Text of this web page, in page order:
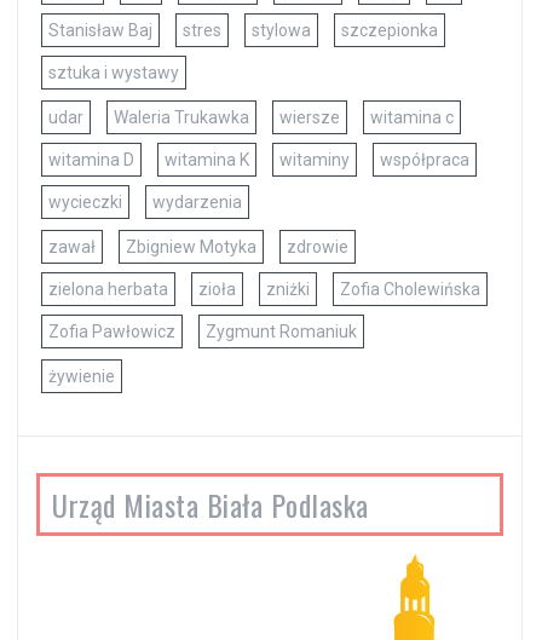
Stanisław Baj stres stylowa szczepionka
sztuka i wystawy
udar Waleria Trukawka wiersze witamina c
witamina D witamina K witaminy współpraca
wycieczki wydarzenia
zawał Zbigniew Motyka zdrowie
zielona herbata zioła zniżki Zofia Cholewińska
Zofia Pawłowicz Zygmunt Romaniuk
żywienie
Urząd Miasta Biała Podlaska